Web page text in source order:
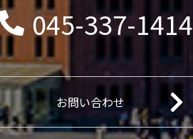
045-337-1414
お問い合わせ